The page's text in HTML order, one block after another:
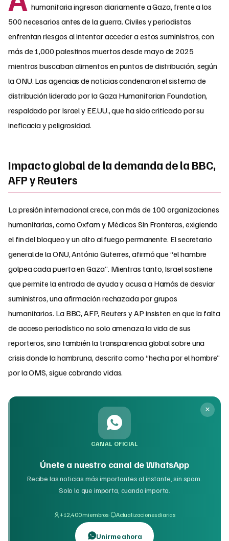
humanitaria ingresan diariamente a Gaza, frente a los
500 necesarios antes de la guerra. Civiles y periodistas
enfrentan riesgos al intentar acceder a estos suministros, con
más de 1,000 palestinos muertos desde mayo de 2025
mientras buscaban alimentos en puntos de distribución, según
la ONU. Las agencias de noticias condenaron el sistema de
distribución liderado por la Gaza Humanitarian Foundation,
respaldado por Israel y EE.UU., que ha sido criticado por su
ineficacia y peligrosidad.
Impacto global de la demanda de la BBC,
AFP y Reuters
La presión internacional crece, con más de 100 organizaciones
humanitarias, como Oxfam y Médicos Sin Fronteras, exigiendo
el fin del bloqueo y un alto al fuego permanente. El secretario
general de la ONU, António Guterres, afirmó que “el hambre
golpea cada puerta en Gaza”. Mientras tanto, Israel sostiene
que permite la entrada de ayuda y acusa a Hamás de desviar
suministros, una afirmación rechazada por grupos
humanitarios. La BBC, AFP, Reuters y AP insisten en que la falta
de acceso periodístico no solo amenaza la vida de sus
reporteros, sino también la transparencia global sobre una
crisis donde la hambruna, descrita como “hecha por el hombre”
por la OMS, sigue cobrando vidas.
CANAL OFICIAL
Únete a nuestro canal de WhatsApp
Recibe las noticias más importantes al instante, sin spam.
Solo lo que importa, cuando importa.
+12,400 miembros· Actualizaciones diarias
Unirme ahora